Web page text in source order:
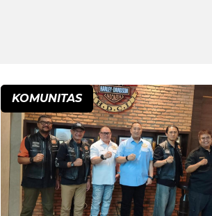
KOMUNITAS